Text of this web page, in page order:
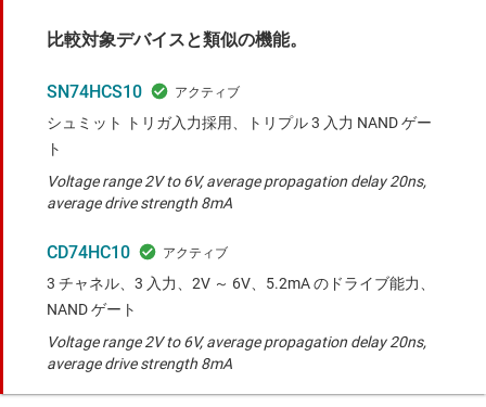
比較対象デバイスと類似の機能。
SN74HCS10
シュミット トリガ入力採用、トリプル 3 入力 NAND ゲー
ト
Voltage range 2V to 6V, average propagation delay 20ns,
average drive strength 8mA
CD74HC10
3 チャネル、3 入力、2V ～ 6V、5.2mA のドライブ能力、
NAND ゲート
Voltage range 2V to 6V, average propagation delay 20ns,
average drive strength 8mA